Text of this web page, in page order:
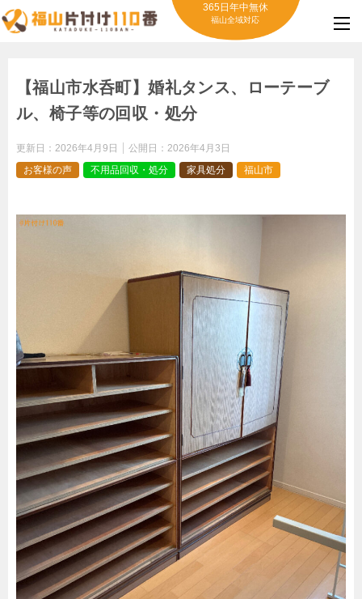
365日年中無休
福山全域対応
【福山市水呑町】婚礼タンス、ローテーブ
ル、椅子等の回収・処分
更新日： 2026年4月9日 公開日： 2026年4月3日
お客様の声
不用品回収・処分 家具処分 福山市